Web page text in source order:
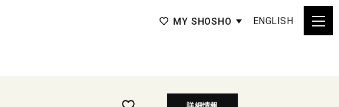
MY SHOSHO ENGLISH